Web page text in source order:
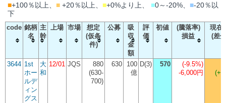
■+100％以上、 ■ +20％以上、 ■+0%より上、 ■0～-20%、 ■-20％以
下
code 銘柄
名
主
幹
上場 市場
想定
(仮条
件)
公募
吸
収
金
額
評
価
初値
(騰落率)
損益
現在
(差
3644 1st
ホー
ルデ
ィン
グス
大
和
12/01 JQS
880
(630-
700)
630
100
億
D(3) 570 (-9.5%)
-6,000円